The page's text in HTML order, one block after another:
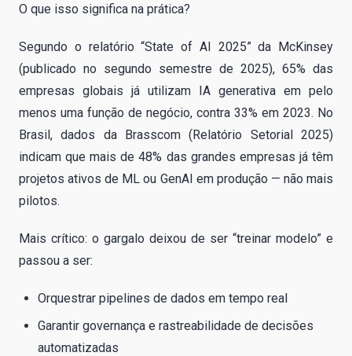
O que isso significa na prática?
Segundo o relatório “State of AI 2025” da McKinsey
(publicado no segundo semestre de 2025), 65% das
empresas globais já utilizam IA generativa em pelo
menos uma função de negócio, contra 33% em 2023. No
Brasil, dados da Brasscom (Relatório Setorial 2025)
indicam que mais de 48% das grandes empresas já têm
projetos ativos de ML ou GenAI em produção — não mais
pilotos.
Mais crítico: o gargalo deixou de ser “treinar modelo” e
passou a ser:
Orquestrar pipelines de dados em tempo real
Garantir governança e rastreabilidade de decisões
automatizadas